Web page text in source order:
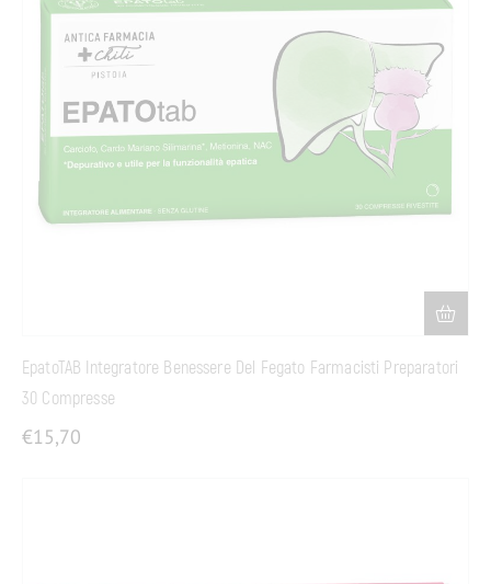
EpatoTAB Integratore Benessere Del Fegato Farmacisti Preparatori
30 Compresse
€15,70